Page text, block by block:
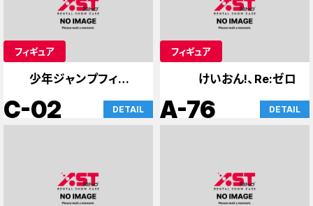
フィギュア
少年ジャンプフィギュ
ア アトレカード
C-02 DETAIL
フィギュア
けいおん!、Re:ゼロ
A-76 DETAIL